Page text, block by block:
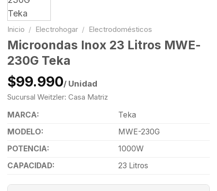
Inicio / Electrohogar / Electrodomésticos
Microondas Inox 23 Litros MWE-
230G Teka
$99.990/ Unidad
Sucursal Weitzler: Casa Matriz
MARCA:
Teka
MODELO:
MWE-230G
POTENCIA:
1000W
CAPACIDAD:
23 Litros